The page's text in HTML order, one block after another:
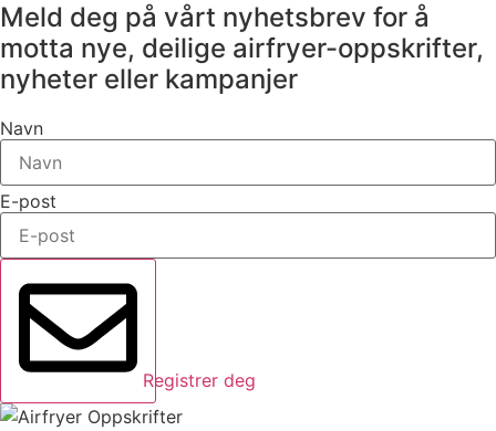
Meld deg på vårt nyhetsbrev for å
motta nye, deilige airfryer-oppskrifter,
nyheter eller kampanjer
Navn
E-post
Registrer deg